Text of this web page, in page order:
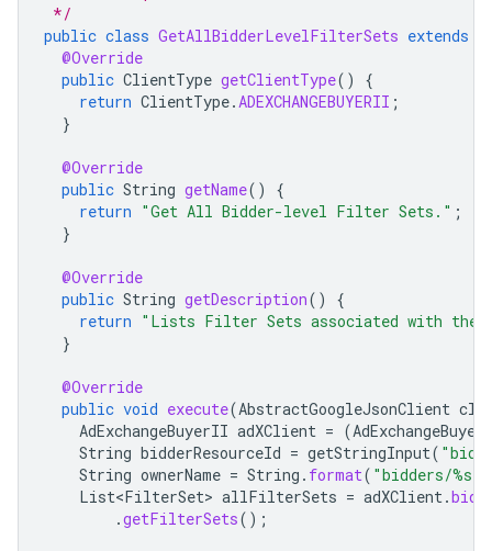
*/
public class GetAllBidderLevelFilterSets extends
@Override
public ClientType getClientType()
{
return ClientType.ADEXCHANGEBUYERII ;
}
@Override
public String getName()
{
return "Get All Bidder-level Filter Sets." ;
}
@Override
public String getDescription()
{
return "Lists Filter Sets associated with the
}
@Override
public void execute(AbstractGoogleJsonClient
AdExchangeBuyerII adXClient = (
String bidderResourceId = getStringInput(
String ownerName = String . format( "bidders/%s"
List<FilterSet> allFilterSets = adXClient.
.getFilterSets();